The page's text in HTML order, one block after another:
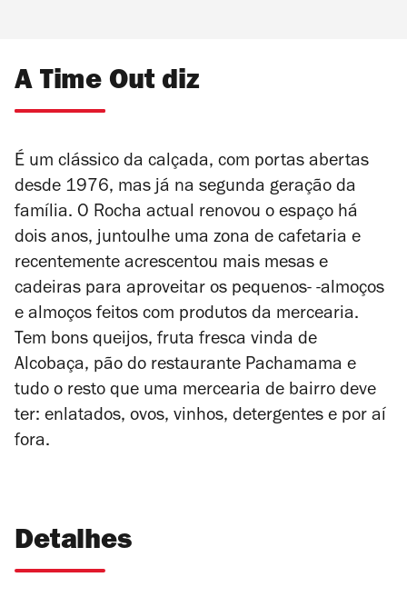
A Time Out diz
É um clássico da calçada, com portas abertas
desde 1976, mas já na segunda geração da
família. O Rocha actual renovou o espaço há
dois anos, juntoulhe uma zona de cafetaria e
recentemente acrescentou mais mesas e
cadeiras para aproveitar os pequenos- -almoços
e almoços feitos com produtos da mercearia.
Tem bons queijos, fruta fresca vinda de
Alcobaça, pão do restaurante Pachamama e
tudo o resto que uma mercearia de bairro deve
ter: enlatados, ovos, vinhos, detergentes e por aí
fora.
Detalhes